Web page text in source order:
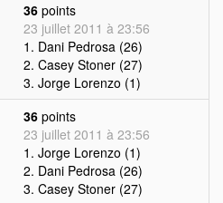
36 points
23 juillet 2011 à 23:56
1. Dani Pedrosa (26)
2. Casey Stoner (27)
3. Jorge Lorenzo (1)
36 points
23 juillet 2011 à 23:56
1. Jorge Lorenzo (1)
2. Dani Pedrosa (26)
3. Casey Stoner (27)